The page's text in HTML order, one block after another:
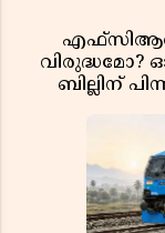
വിരുദ്ധമോ?
ബില്ലിന്